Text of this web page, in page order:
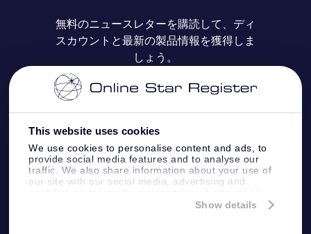
This website uses cookies
We use cookies to personalise content and ads, to
provide social media features and to analyse our
traffic. We also share information about your use of
our site with our social media, advertising and
information that you’ve provided to them or that
Show details
レビュー
OSR ギフトカード
法人ギフト
カスタマイズされたStar Page
One Million Stars
OSR Starsaver
星間飛行VRアプリ
お支払いに関する情報
配送に関する情報
返品ポリシ
星座
無料のニュースレターを購読して、ディ
スカウントと最新の製品情報を獲得しま
しょう。